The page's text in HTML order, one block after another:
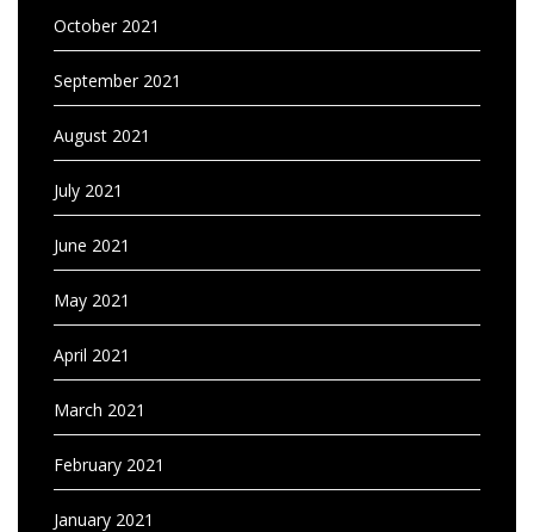
October 2021
September 2021
August 2021
July 2021
June 2021
May 2021
April 2021
March 2021
February 2021
January 2021